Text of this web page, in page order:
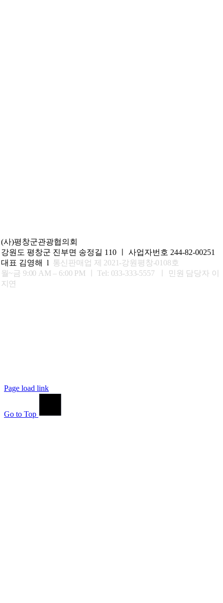
(사)평창군관광협의회
강원도 평창군 진부면 송정길 110 ㅣ 사업자번호 244-82-00251
대표 김영해 l 통신판매업 제 2021-강원평창-0108호
월~금 9:00 AM – 6:00 PM ㅣTel: 033-333-5557 ㅣ 민원 담당자 이
지연
Page load link
Go to Top